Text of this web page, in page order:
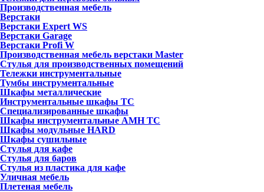
Производственная мебель
Верстаки
Верстаки Expert WS
Верстаки Garage
Верстаки Profi W
Производственная мебель верстаки Master
Стулья для производственных помещений
Тележки инструментальные
Тумбы инструментальные
Шкафы металлические
Инструментальные шкафы ТС
Специализированные шкафы
Шкафы инструментальные АМН ТС
Шкафы модульные HARD
Шкафы сушильные
Стулья для кафе
Стулья для баров
Стулья из пластика для кафе
Уличная мебель
Плетеная мебель